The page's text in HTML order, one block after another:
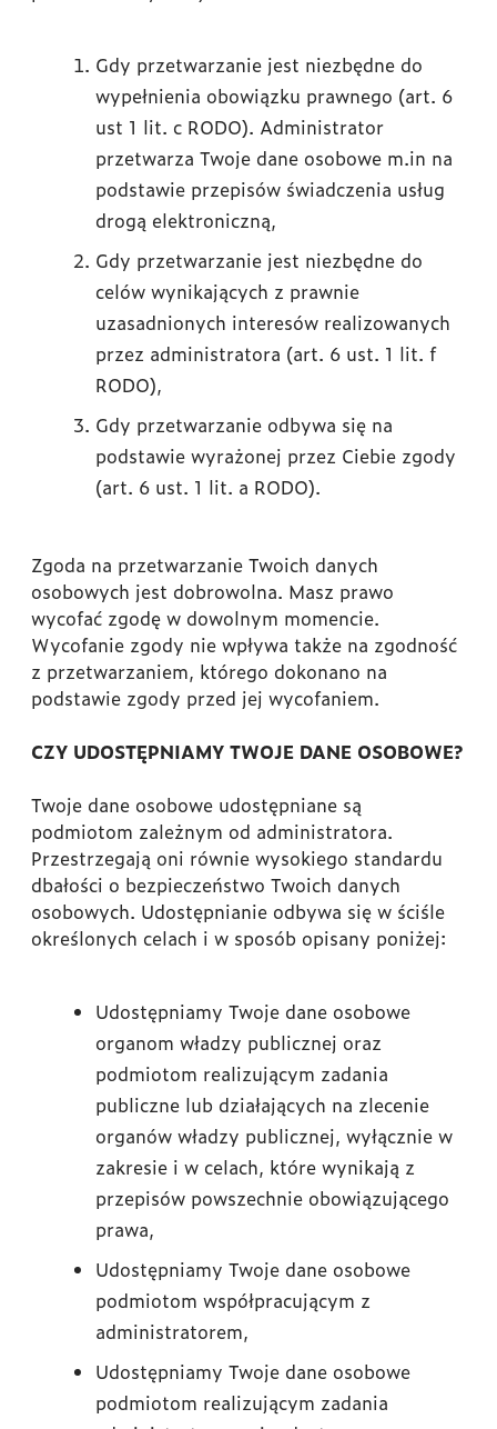
Gdy przetwarzanie jest niezbędne do
wypełnienia obowiązku prawnego (art. 6
ust 1 lit. c RODO). Administrator
przetwarza Twoje dane osobowe m.in na
podstawie przepisów świadczenia usług
drogą elektroniczną,
Gdy przetwarzanie jest niezbędne do
celów wynikających z prawnie
uzasadnionych interesów realizowanych
przez administratora (art. 6 ust. 1 lit. f
RODO),
Gdy przetwarzanie odbywa się na
podstawie wyrażonej przez Ciebie zgody
(art. 6 ust. 1 lit. a RODO).
Zgoda na przetwarzanie Twoich danych
osobowych jest dobrowolna. Masz prawo
wycofać zgodę w dowolnym momencie.
Wycofanie zgody nie wpływa także na zgodność
z przetwarzaniem, którego dokonano na
podstawie zgody przed jej wycofaniem.
CZY UDOSTĘPNIAMY TWOJE DANE OSOBOWE?
Twoje dane osobowe udostępniane są
podmiotom zależnym od administratora.
Przestrzegają oni równie wysokiego standardu
dbałości o bezpieczeństwo Twoich danych
osobowych. Udostępnianie odbywa się w ściśle
określonych celach i w sposób opisany poniżej:
Udostępniamy Twoje dane osobowe
organom władzy publicznej oraz
podmiotom realizującym zadania
publiczne lub działających na zlecenie
organów władzy publicznej, wyłącznie w
zakresie i w celach, które wynikają z
przepisów powszechnie obowiązującego
prawa,
Udostępniamy Twoje dane osobowe
podmiotom współpracującym z
administratorem,
Udostępniamy Twoje dane osobowe
podmiotom realizującym zadania